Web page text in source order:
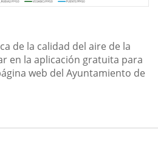
de la calidad del aire de la
en la aplicación gratuita para
web del Ayuntamiento de